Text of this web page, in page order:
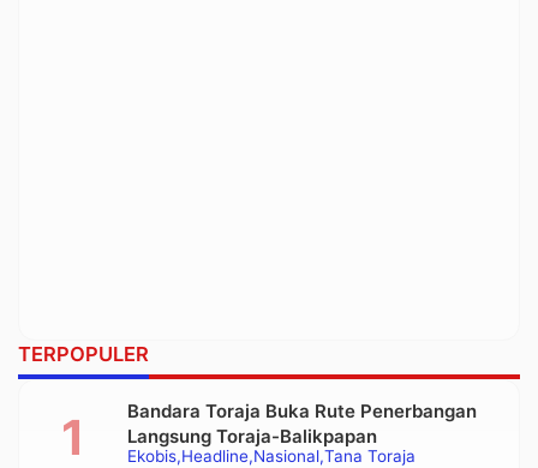
TERPOPULER
Ekobis Headline Nasional Tana Toraja
Bandara Toraja Buka Rute Penerbangan
Langsung Toraja-Balikpapan